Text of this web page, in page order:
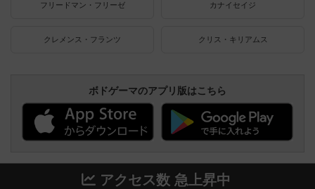
フリードマン・フリーゼ カナイセイジ
クレメンス・フランツ クリス・キリアムス
ボドゲーマのアプリ版はこちら
アクセス数 急上昇中